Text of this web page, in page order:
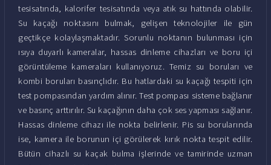
tesisatında, kalorifer tesisatında veya atık su hattında olabilir.
Su kaçağı noktasını bulmak, gelişen teknolojiler ile gün
geçtikçe kolaylaşmaktadır. Sorunlu noktanın bulunması için
ısıya duyarlı kameralar, hassas dinleme cihazları ve boru içi
görüntüleme kameraları kullanıyoruz. Temiz su boruları ve
kombi boruları basınçlıdır. Bu hatlardaki su kaçağı tespiti için
test pompasından yardım alınır. Test pompası sisteme bağlanır
ve basınç arttırılır. Su kaçağının daha çok ses yapması sağlanır.
Hassas dinleme cihazı ile nokta belirlenir. Pis su borularında
ise, kamera ile borunun içi görülerek kırık nokta tespit edilir.
Bütün cihazlı su kaçak bulma işlerinde ve tamirinde uzman